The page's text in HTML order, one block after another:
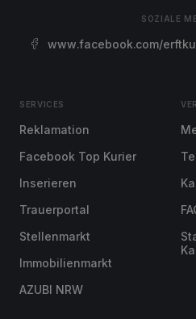
SOZIALE
www.facebook.com/
SERVICES
Reklamation
Facebook Top Kurier
Inserieren
Trauerportal
Stellenmarkt
Immobilienmarkt
AZUBI NRW